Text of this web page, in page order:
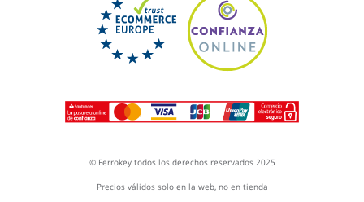
© Ferrokey todos los derechos reservados 2025
Precios válidos solo en la web, no en tienda